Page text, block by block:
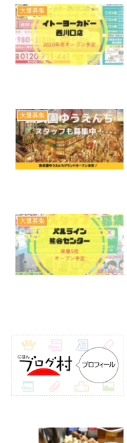
大量募集
大量募集
大量募集